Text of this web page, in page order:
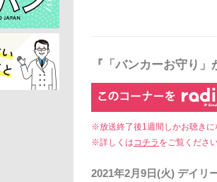
『「バンカーお守り
※放送終了後1週間しかお聴きに
※詳しくはコチラ をご覧くださ
2021年2月9日(火) デイリ